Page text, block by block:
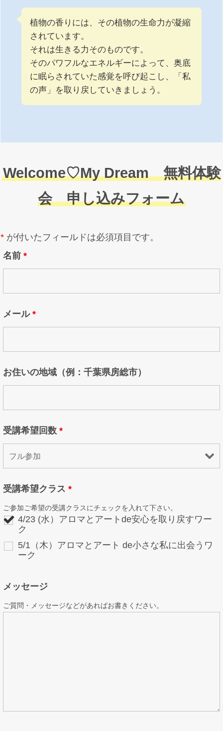
植物の香りには、その植物の生命力が凝縮
されています。
それは生きる力そのものです。
そのパワフルなエネルギーによって、奥底
に眠らされていた感覚を呼び起こし、「私
の声」を取り戻していきましょう。
Welcome♡My Dream 無料体験
会 申し込みフォーム
* が付いたフィールドは必須項目です。
名前 *
メール *
お住いの地域（例：千葉県房総市）
受講希望回数 *
受講希望クラス *
4/23 (水）アロマとアートde安心を取り戻すワー
ク
5/1（木）アロマとアート de小さな私に出会うワ
ーク
ご参加ご希望の受講クラスにチェックを入れて下さい。
メッセージ
ご質問・メッセージなどがあればお書きください。